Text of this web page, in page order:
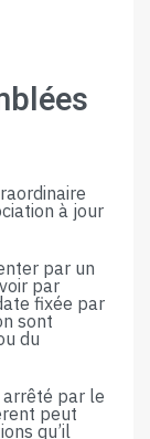
à jour
par un
par
fixée par
sont
du
arrêté par le
peut
qu’il